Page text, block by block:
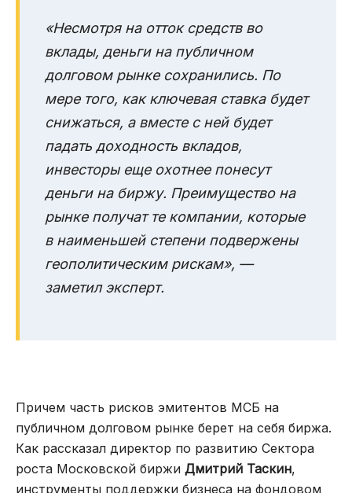
«Несмотря на отток средств во
вклады, деньги на публичном
долговом рынке сохранились. По
мере того, как ключевая ставка будет
снижаться, а вместе с ней будет
падать доходность вкладов,
инвесторы еще охотнее понесут
деньги на биржу. Преимущество на
рынке получат те компании, которые
в наименьшей степени подвержены
геополитическим рискам», —
заметил эксперт.
Причем часть рисков эмитентов МСБ на
публичном долговом рынке берет на себя биржа.
Как рассказал директор по развитию Сектора
роста Московской биржи Дмитрий Таскин,
инструменты поддержки бизнеса на фондовом